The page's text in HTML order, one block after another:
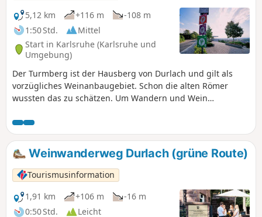
5,12 km
+116 m
-108 m
1:50 Std.
Mittel
Start in Karlsruhe (Karlsruhe und
Umgebung)
Der Turmberg ist der Hausberg von Durlach und gilt als
vorzügliches Weinanbaugebiet. Schon die alten Römer
wussten das zu schätzen. Um Wandern und Wein
Weinwanderwege eingeweiht. Jeder einzelne Weg ist durch
farblich unterschiedliche Piktogramme gekennzeichnet.
Weinwanderweg Durlach (grüne Route)
Tourismusinformation
1,91 km
+106 m
-16 m
0:50 Std.
Leicht